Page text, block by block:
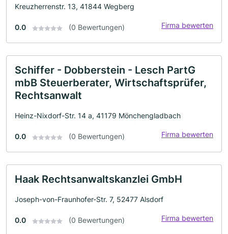
Kreuzherrenstr. 13, 41844 Wegberg
0.0 (0 Bewertungen) Firma bewerten
Schiffer - Dobberstein - Lesch PartG
mbB Steuerberater, Wirtschaftsprüfer,
Rechtsanwalt
Heinz-Nixdorf-Str. 14 a, 41179 Mönchengladbach
0.0 (0 Bewertungen) Firma bewerten
Haak Rechtsanwaltskanzlei GmbH
Joseph-von-Fraunhofer-Str. 7, 52477 Alsdorf
0.0 (0 Bewertungen) Firma bewerten